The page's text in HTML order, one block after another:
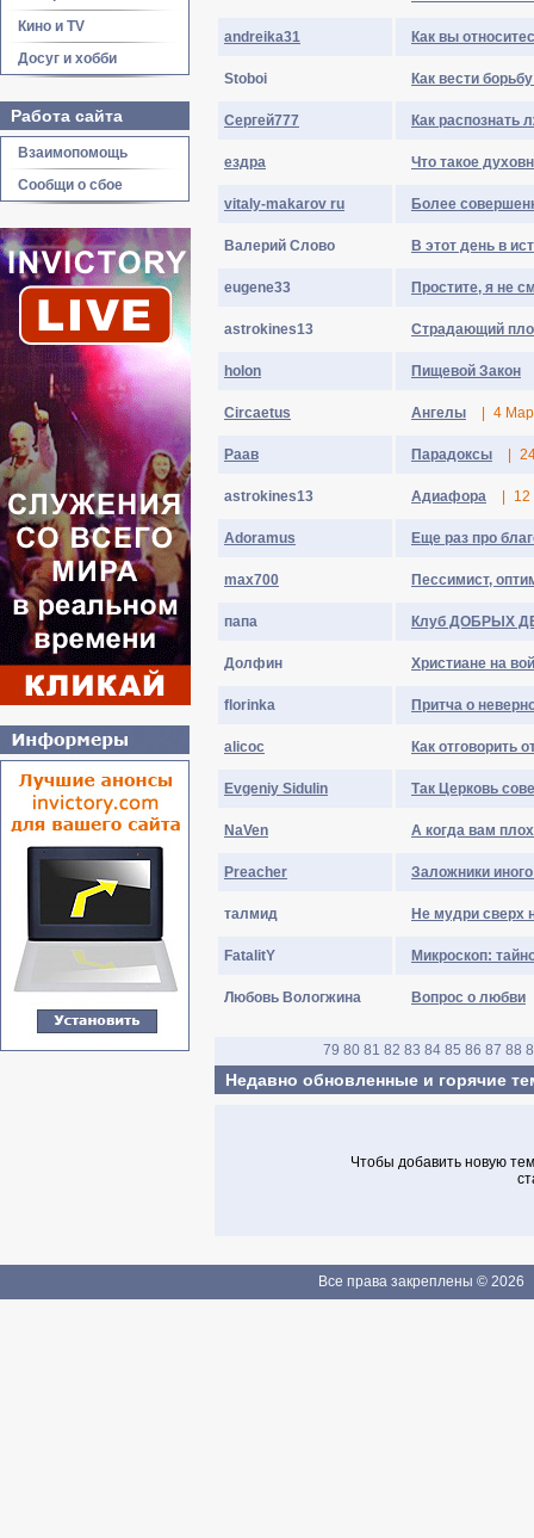
Кино и TV
Досуг и хобби
Работа сайта
Взаимопомощь
Сообщи о сбое
andreika31 Как вы
Stoboi Как вести
Сергей777 Как распознать
ездра Что такое
vitaly-makarov ru Более
Валерий Слово В этот день в
eugene33 Простите, я не
astrokines13 Страдающий
holon Пищевой Закон
Circaetus Ангелы 4
Раав Парадоксы
astrokines13 Адиафора 12
Adoramus Еще раз про
max700 Пессимист,
папа Клуб ДОБРЫХ
Долфин Христиане на
florinka Притча о
alicoc Как отговорить
Evgeniy Sidulin Так Церковь
NaVen А когда вам
Preacher Заложники
талмид Не мудри сверх
FatalitY Микроскоп:
Любовь Вологжина Вопрос о любви
79 80 81 82 83 84 85 86 87 88
Недавно обновленные и горячие
Чтобы добавить новую
Все права закреплены © 2026